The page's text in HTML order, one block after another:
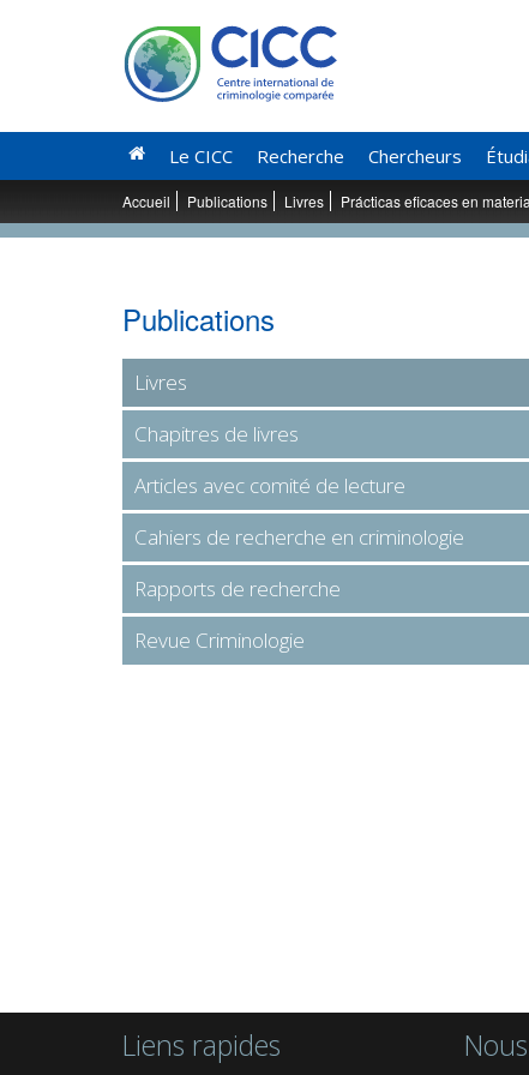
Le CICC Recherche Chercheurs
Accueil Publications Livres Prácticas eficaces en
Publications
Livres
Chapitres de livres
Articles avec comité de lecture
Cahiers de recherche en criminologie
Rapports de recherche
Revue Criminologie
Liens rapides